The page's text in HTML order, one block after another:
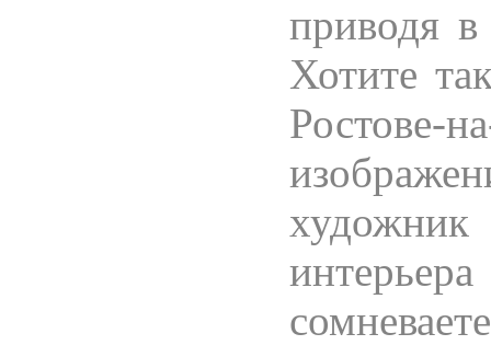
приводя в
Хотите